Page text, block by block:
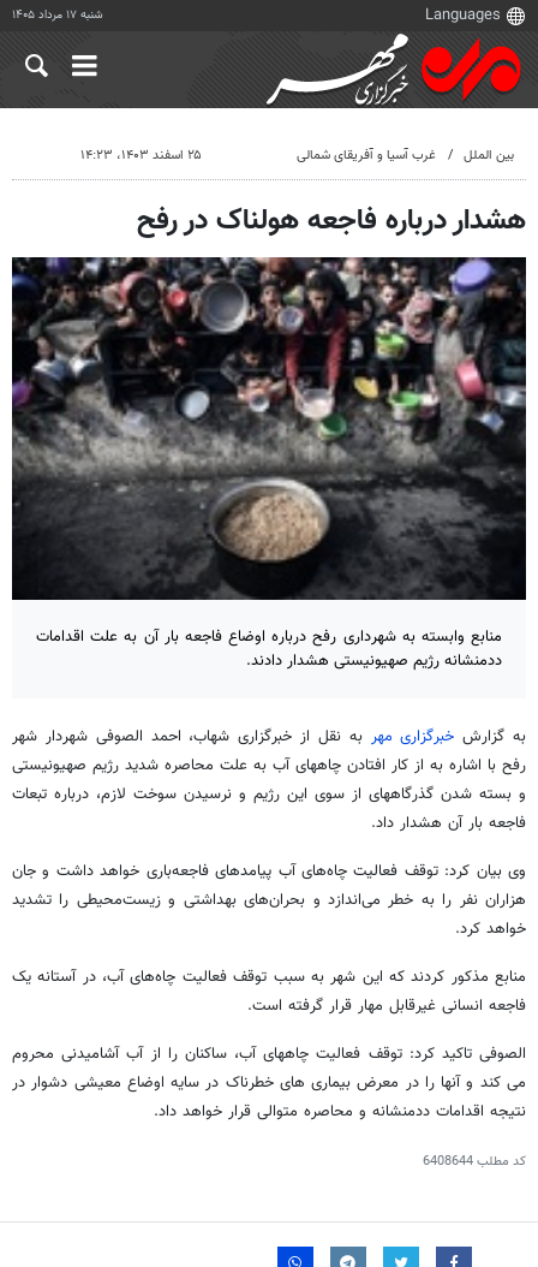
شنبه ۱۷ مرداد ۱۴۰۵
بین الملل غرب آسیا و آفریقای شمالی ۲۵ اسفند ۱۴۰۳، ۱۴:۲۳
هشدار درباره فاجعه هولناک در رفح
منابع وابسته به شهرداری رفح درباره اوضاع فاجعه بار آن به علت اقدامات
ددمنشانه رژیم صهیونیستی هشدار دادند.
به گزارش خبرگزاری مهر به نقل از خبرگزاری شهاب، احمد الصوفی شهردار شهر
رفح با اشاره به از کار افتادن چاههای آب به علت محاصره شدید رژیم صهیونیستی
و بسته شدن گذرگاههای از سوی این رژیم و نرسیدن سوخت لازم، درباره تبعات
فاجعه بار آن هشدار داد.
وی بیان کرد: توقف فعالیت چاه‌های آب پیامدهای فاجعه‌باری خواهد داشت و جان
هزاران نفر را به خطر می‌اندازد و بحران‌های بهداشتی و زیست‌محیطی را تشدید
خواهد کرد.
منابع مذکور کردند که این شهر به سبب توقف فعالیت چاه‌های آب، در آستانه یک
فاجعه انسانی غیرقابل مهار قرار گرفته است.
الصوفی تاکید کرد: توقف فعالیت چاههای آب، ساکنان را از آب آشامیدنی محروم
می کند و آنها را در معرض بیماری های خطرناک در سایه اوضاع معیشی دشوار در
نتیجه اقدامات ددمنشانه و محاصره متوالی قرار خواهد داد.
کد مطلب6408644